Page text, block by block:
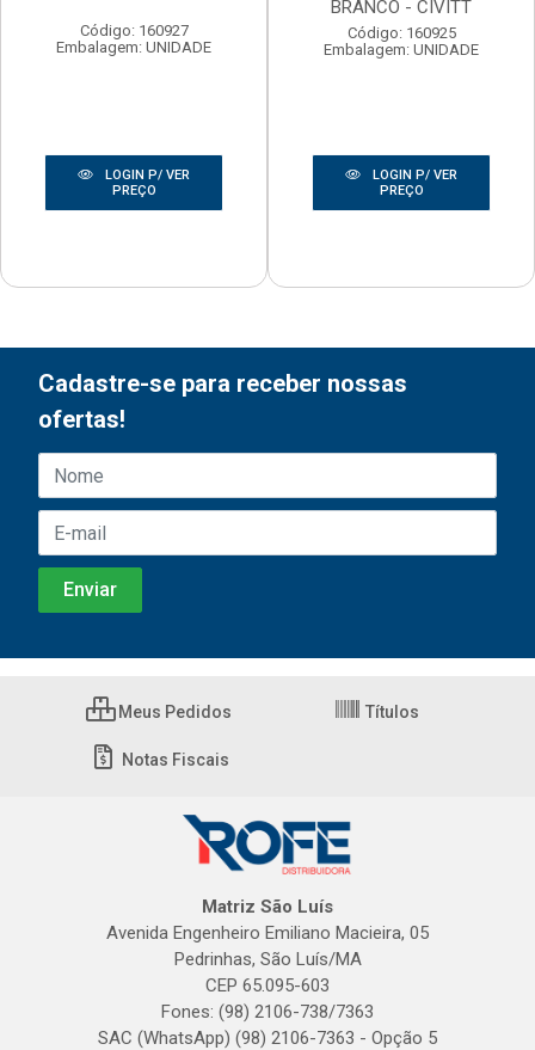
Código: 160927
Embalagem: UNIDADE
LOGIN P/ VER
PREÇO
BRANCO - CIVITT
Código: 160925
Embalagem: UNIDADE
LOGIN P/ VER
PREÇO
Cadastre-se para receber nossas
ofertas!
Meus Pedidos Títulos
Notas Fiscais
Matriz São Luís
Avenida Engenheiro Emiliano Macieira, 05
Pedrinhas, São Luís/MA
CEP 65.095-603
Fones: (98) 2106-738/7363
SAC (WhatsApp) (98) 2106-7363 - Opção 5